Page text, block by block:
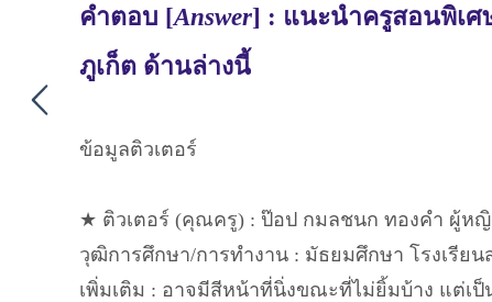
คำตอบ [Answer] : แนะนำครูสอนพิเศ
ภูเก็ต ด้านล่างนี้
ข้อมูลติวเตอร์
★ ติวเตอร์ (คุณครู) : ป๊อป กมลชนก ทองคำ ผู้หญิ
วุฒิการศึกษา/การทำงาน : มัธยมศึกษา โรงเรีย
เพิ่มเติม : อาจมีสีหน้าที่นิ่งขณะที่ไม่ยิ้มบ้าง แต่เ